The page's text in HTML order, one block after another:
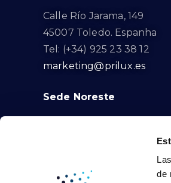
de
Calle Río Jarama, 149
45007 Toledo. Espanha
Tel: (+34) 925 23 38 12
marketing@prilux.es
Sede Noreste
08791. Sant Llorenç
Tel: (+34) 93 719 23 29